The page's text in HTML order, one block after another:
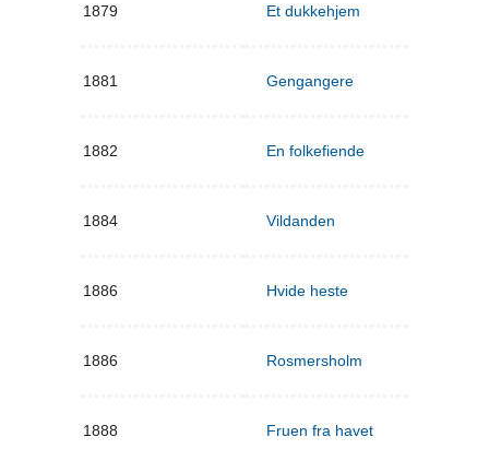
1879 Et dukkehjem
1881 Gengangere
1882 En folkefiende
1884 Vildanden
1886 Hvide heste
1886 Rosmersholm
1888 Fruen fra havet